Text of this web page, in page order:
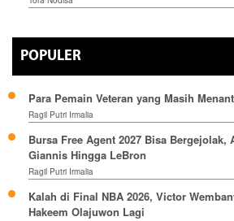
POPULER
Para Pemain Veteran yang Masih
Ragil Putri Irmalia
Bursa Free Agent 2027 Bisa Bergejolak,
Giannis Hingga LeBron
Ragil Putri Irmalia
Kalah di Final NBA 2026, Victor
Hakeem Olajuwon Lagi